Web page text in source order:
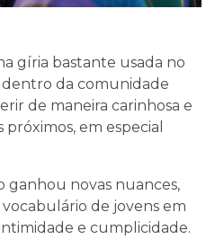
gíria bastante usada no
da comunidade
de maneira carinhosa e
em especial
ganhou novas nuances,
de jovens em
e cumplicidade.